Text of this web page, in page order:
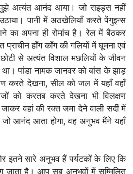
अत्यंत आनंद आया। जो राइड्स नहीं
पानी में अठखेलियाँ करते पेंगुइन्स
का अपना ही रोमांच है। रेल में बैठकर
प्राचीन हाँग काँग की गलियों में घूमना एवं
से अत्यंत विशाल मछलियों के जीवन
पांडा नामक जानवर को बांस के झाड़
करते देखना, सील को जल में यहाँ वहाँ
को करतब करते देखना भी विलक्षण
वहां की रक्त जमा देने वाली सर्दी में
आनंद आता होगा, वह अनुभव मैंने यहाँ
इतने सारे अनुभव हैं पर्यटकों के लिए कि
जाता है। आप सब अनुभवों में सम्मिलित